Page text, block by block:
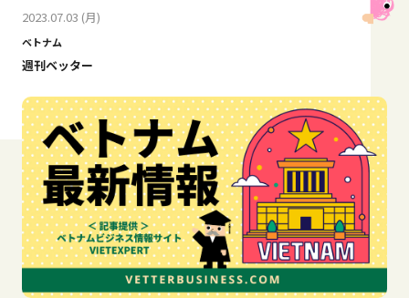
2023.07.03 (月)
ベトナム
週刊ベッター